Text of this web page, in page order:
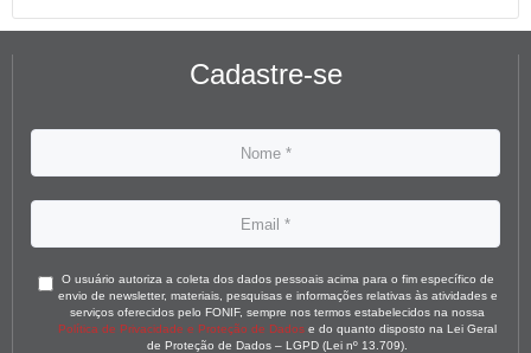
Cadastre-se
O usuário autoriza a coleta dos dados pessoais acima para o fim específico de
envio de newsletter, materiais, pesquisas e informações relativas às atividades e
serviços oferecidos pelo FONIF, sempre nos termos estabelecidos na nossa
Política de Privacidade e Proteção de Dados e do quanto disposto na Lei Geral
de Proteção de Dados – LGPD (Lei nº 13.709).